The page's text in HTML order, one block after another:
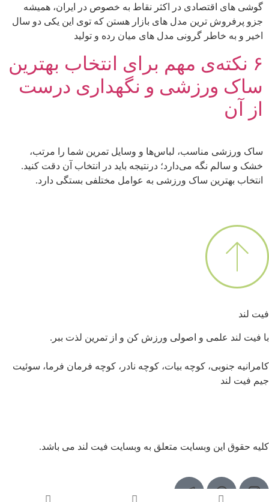
گوشی های اقتصادی در اکثر نقاط به خصوص در ایران، همیشه
جزو پرفروش ترین مدل های بازار هستن که توی این یکی دو سال
اخیر و به خاطر گرونی مدل های میان رده و تولید
۶ نکته‌ی مهم برای انتخاب بهترین
ساک ورزشی و نگهداری درست
از آن
ساک ورزشی مناسب، لباس‌ها و وسایل تمرین شما را مرتب،
خشک و سالم نگه می‌دارد؛ درنتیجه باید در انتخاب آن دقت کنید.
انتخاب بهترین ساک ورزشی به عوامل مختلفی بستگی دارد.
فیت لند
با فیت لند علمی و اصولی ورزش کن و از تمرین لذت ببر.
کامرانیه جنوبی، کوچه بیات، کوچه نادر، کوچه فرمان فرما، سوئیت
جیم فیت لند
کلیه حقوق این وبسایت متعلق به وبسایت فیت لند می باشد.